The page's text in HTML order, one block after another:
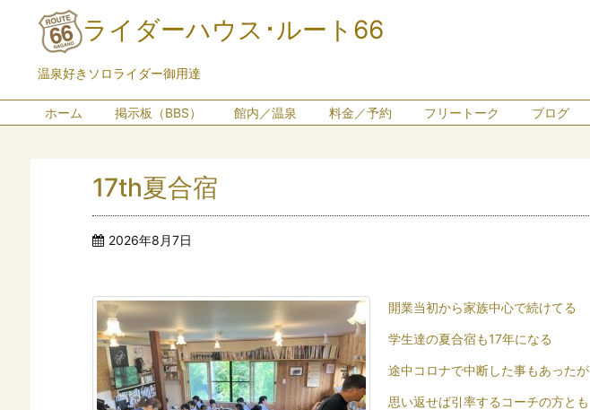
ライダーハウス･ルート66
温泉好きソロライダー御用達
ホーム 掲示板（BBS） 館内／温泉 料金／予約 フリートーク ブログ
17th夏合宿
2026年8月7日
開業当初から家族中心で続けてる
学生達の夏合宿も17年になる
途中コロナで中断した事もあったが
思い返せば引率するコーチの方とも